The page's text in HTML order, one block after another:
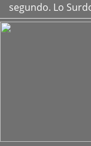
segundo. Lo